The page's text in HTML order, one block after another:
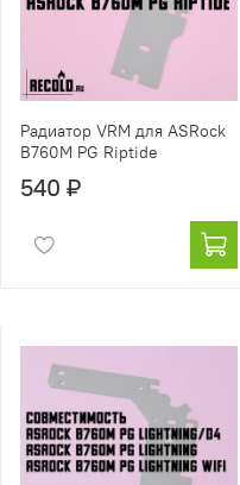
Радиатор VRM для ASRock
B760M PG Riptide
540 ₽